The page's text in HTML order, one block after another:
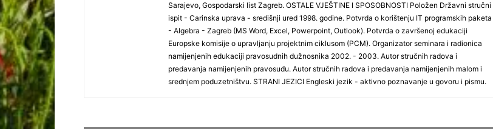
Sarajevo, Gospodarski list Zagreb. OSTALE VJEŠTINE I SPOSOBNOSTI Položen Državni stručni
ispit - Carinska uprava - središnji ured 1998. godine. Potvrda o korištenju IT programskih paketa
- Algebra - Zagreb (MS Word, Excel, Powerpoint, Outlook). Potvrda o završenoj edukaciji
Europske komisije o upravljanju projektnim ciklusom (PCM). Organizator seminara i radionica
namijenjenih edukaciji pravosudnih dužnosnika 2002. - 2003. Autor stručnih radova i
predavanja namijenjenih pravosuđu. Autor stručnih radova i predavanja namijenjenih malom i
srednjem poduzetništvu. STRANI JEZICI Engleski jezik - aktivno poznavanje u govoru i pismu.